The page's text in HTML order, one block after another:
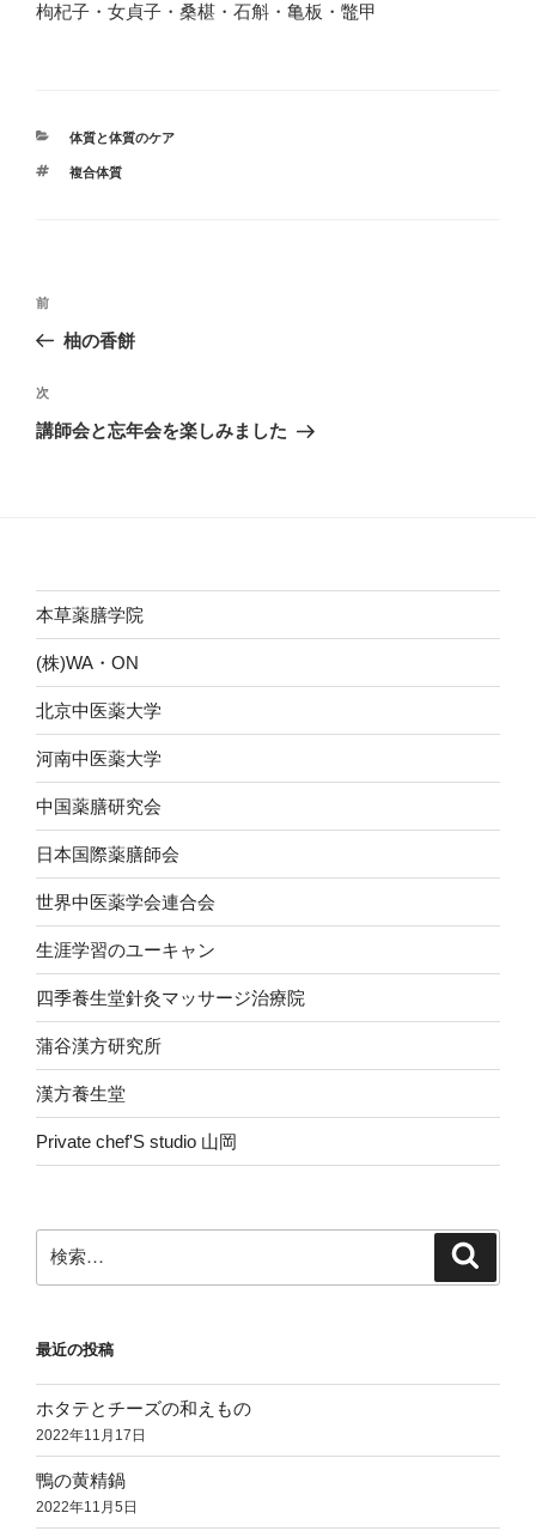
枸杞子・女貞子・桑椹・石斛・亀板・鼈甲
カ
ゴ
体質と体質のケア
タ
複合体質
投
ビ
ゲ
前
の
稿
前
柚の香餅
次
の
次
講師会と忘年会を楽しみました
本草薬膳学院
(株)WA・ON
北京中医薬大学
河南中医薬大学
中国薬膳研究会
日本国際薬膳師会
世界中医薬学会連合会
生涯学習のユーキャン
四季養生堂針灸マッサージ治療院
蒲谷漢方研究所
漢方養生堂
Private chef'S studio 山岡
索:
最近の投稿
ホタテとチーズの和えもの
2022年11月17日
鴨の黄精鍋
2022年11月5日